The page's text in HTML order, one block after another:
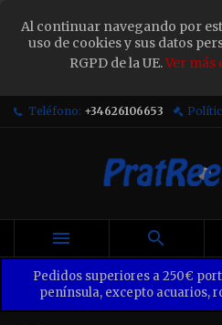
Al continuar navegando por
uso de cookies y sus datos
RGPD de la UE.Ver más
Teléfono: +34626106653
 
Pedidos superiores a 250€
península, excepto acuarios,
Sign in
You need to be logged in to
wish list.